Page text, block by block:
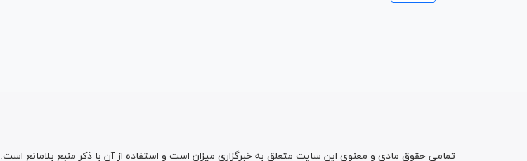
تمامی حقوق مادی و معنوی این سایت متعلق به خبرگزاری میزان است و استفاده از آن با ذکر منبع بلامانع است.